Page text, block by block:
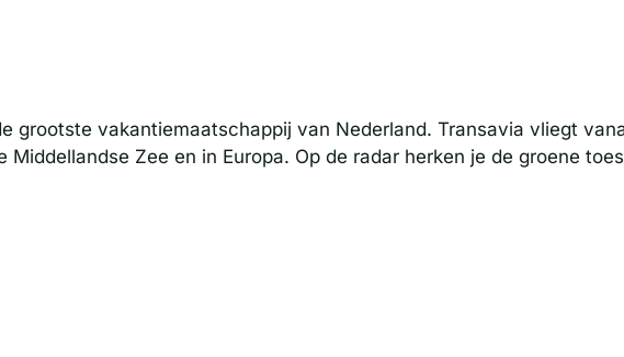
grootste vakantiemaatschappij van Nederland. Transavia vliegt
Middellandse Zee en in Europa. Op de radar herken je de groene